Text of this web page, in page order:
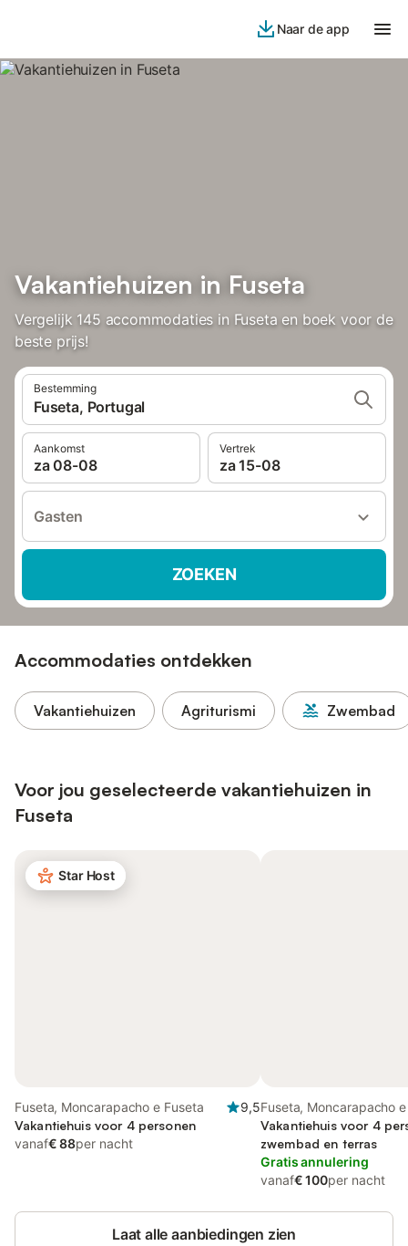
Naar de app
Vakantiehuizen in Fuseta
Vergelijk 145 accommodaties in Fuseta en boek voor de
beste prijs!
Bestemming
Fuseta, Portugal
Aankomst
za 08-08
Vertrek
za 15-08
Gasten
ZOEKEN
Accommodaties ontdekken
Vakantiehuizen Agriturismi Zwembad
Voor jou geselecteerde vakantiehuizen in
Fuseta
Star Host
Fuseta, Moncarapacho e Fuseta
9,5
Vakantiehuis voor 4 personen
vanaf€ 88per nacht
Fuseta, Moncarapacho
Vakantiehuis voor 4
zwembad en terras
Gratis annulering
vanaf€ 100per nacht
Laat alle aanbiedingen zien